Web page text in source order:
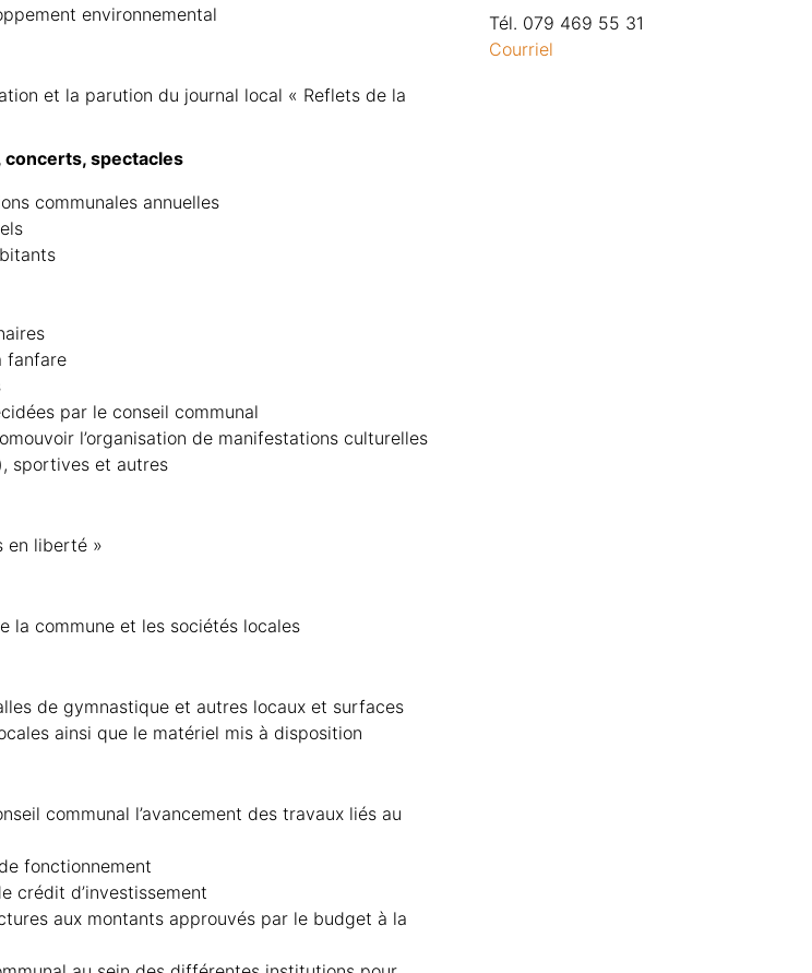
environnemental
et la parution du journal local « Reflets de la
spectacles
communales annuelles
fanfare
par le conseil communal
l’organisation de manifestations culturelles
sportives et autres
en liberté »
la commune et les sociétés locales
de gymnastique et autres locaux et surfaces
ainsi que le matériel mis à disposition
communal l’avancement des travaux liés au
fonctionnement
crédit d’investissement
aux montants approuvés par le budget à la
Tél. 079 469 55 31
Courriel